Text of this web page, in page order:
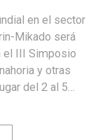
en el sector
Mikado será
el III Simposio
y otras
del 2 al 5…